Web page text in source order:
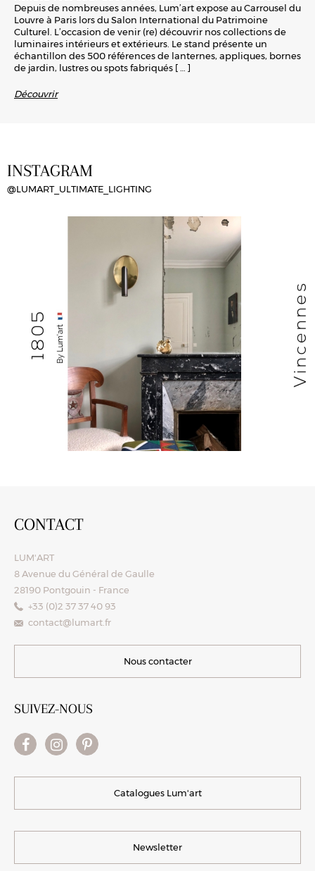
Depuis de nombreuses années, Lum’art expose au Carrousel du
Louvre à Paris lors du Salon International du Patrimoine
Culturel. L’occasion de venir (re) découvrir nos collections de
luminaires intérieurs et extérieurs. Le stand présente un
échantillon des 500 références de lanternes, appliques, bornes
de jardin, lustres ou spots fabriqués [ … ]
Découvrir
INSTAGRAM
@LUMART_ULTIMATE_LIGHTING
CONTACT
LUM'ART
8 Avenue du Général de Gaulle
28190 Pontgouin - France
+33 (0)2 37 37 40 93
contact@lumart.fr
Nous contacter
SUIVEZ-NOUS
Catalogues Lum'art
Newsletter